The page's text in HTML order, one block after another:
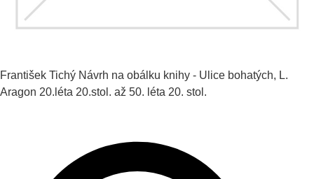
František Tichý Návrh na obálku knihy - Ulice bohatých, L.
Aragon 20.léta 20.stol. až 50. léta 20. stol.